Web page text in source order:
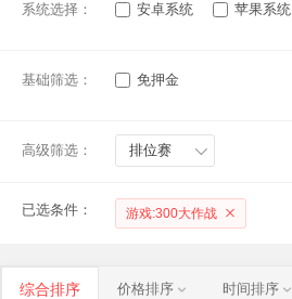
系统选择： 安卓系统 苹果系统
基础筛选： 免押金
高级筛选： 排位赛
已选条件： 游戏:300大作战
综合排序 价格排序 时间排序